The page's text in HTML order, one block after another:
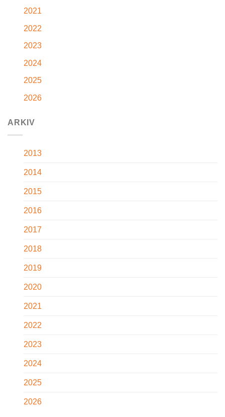
2021
2022
2023
2024
2025
2026
ARKIV
2013
2014
2015
2016
2017
2018
2019
2020
2021
2022
2023
2024
2025
2026